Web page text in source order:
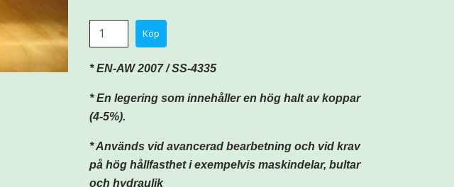
*EN-AW 2007 / SS-4335
* En legering som innehåller en hög halt av koppar
(4-5%).
* Används vid avancerad bearbetning och vid krav
på hög hållfasthet i exempelvis maskindelar, bultar
och hydraulik